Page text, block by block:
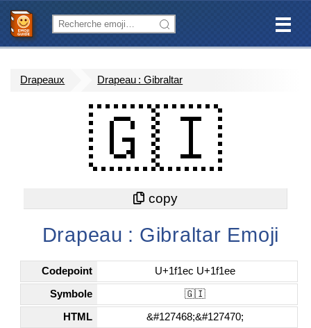
Drapeaux Drapeau : Gibraltar
🇬🇮
Drapeau : Gibraltar Emoji
Codepoint U+1f1ec U+1f1ee
Symbole 🇬🇮
HTML &#127468;&#127470;